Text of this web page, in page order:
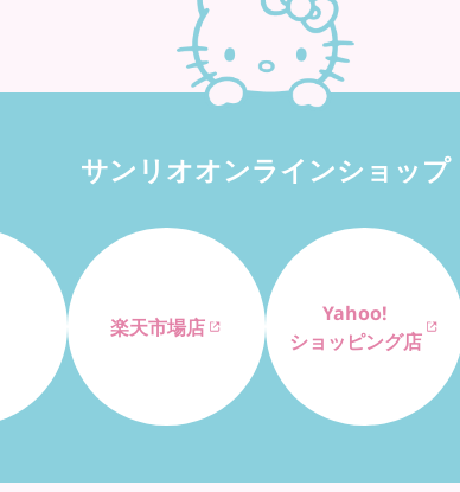
サンリオオンラインショップ
楽天市場店
Yahoo!
ショッピング店